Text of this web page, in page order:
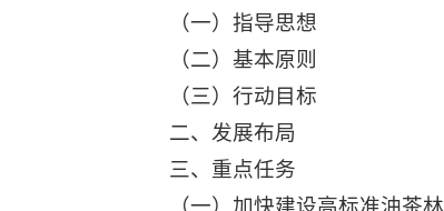
（一）指导思想
（二）基本原则
（三）行动目标
二、发展布局
三、重点任务
（一）加快建设高标准油茶林